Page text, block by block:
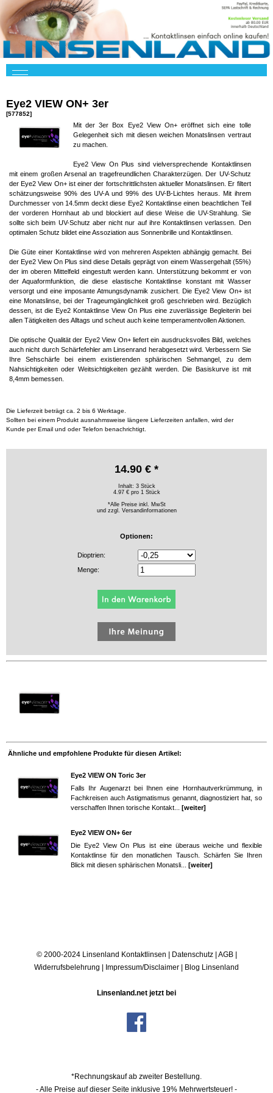
Eye2 VIEW ON+ 3er
[577852]
Mit der 3er Box Eye2 View On+ eröffnet sich eine tolle
Gelegenheit sich mit diesen weichen Monatslinsen vertraut
zu machen.
Eye2 View On Plus sind vielversprechende Kontaktlinsen
mit einem großen Arsenal an tragefreundlichen Charakterzügen. Der UV-Schutz
der Eye2 View On+ ist einer der fortschrittlichsten aktueller Monatslinsen. Er filtert
schätzungsweise 90% des UV-A und 99% des UV-B-Lichtes heraus. Mit ihrem
Durchmesser von 14.5mm deckt diese Eye2 Kontaktlinse einen beachtlichen Teil
der vorderen Hornhaut ab und blockiert auf diese Weise die UV-Strahlung. Sie
sollte sich beim UV-Schutz aber nicht nur auf ihre Kontaktlinsen verlassen. Den
optimalen Schutz bildet eine Assoziation aus Sonnenbrille und Kontaktlinsen.
Die Güte einer Kontaktlinse wird von mehreren Aspekten abhängig gemacht. Bei
der Eye2 View On Plus sind diese Details geprägt von einem Wassergehalt (55%)
der im oberen Mittelfeld eingestuft werden kann. Unterstützung bekommt er von
der Aquaformfunktion, die diese elastische Kontaktlinse konstant mit Wasser
versorgt und eine imposante Atmungsdynamik zusichert. Die Eye2 View On+ ist
eine Monatslinse, bei der Trageumgänglichkeit groß geschrieben wird. Bezüglich
dessen, ist die Eye2 Kontaktlinse View On Plus eine zuverlässige Begleiterin bei
allen Tätigkeiten des Alltags und scheut auch keine temperamentvollen Aktionen.
Die optische Qualität der Eye2 View On+ liefert ein ausdrucksvolles Bild, welches
auch nicht durch Schärfefehler am Linsenrand herabgesetzt wird. Verbessern Sie
Ihre Sehschärfe bei einem existierenden sphärischen Sehmangel, zu dem
Nahsichtigkeiten oder Weitsichtigkeiten gezählt werden. Die Basiskurve ist mit
8,4mm bemessen.
Die Lieferzeit beträgt ca. 2 bis 6 Werktage.
Sollten bei einem Produkt ausnahmsweise längere Lieferzeiten anfallen, wird der
Kunde per Email und oder Telefon benachrichtigt.
14.90 € *
Inhalt: 3 Stück
4.97 € pro 1 Stück
*Alle Preise inkl. MwSt
und zzgl. Versandinformationen
Optionen:
Dioptrien:
Menge:
Ähnliche und empfohlene Produkte für diesen Artikel:
Eye2 VIEW ON Toric 3er
Falls Ihr Augenarzt bei Ihnen eine Hornhautverkrümmung, in
Fachkreisen auch Astigmatismus genannt, diagnostiziert hat, so
verschaffen Ihnen torische Kontakt... [weiter]
Eye2 VIEW ON+ 6er
Die Eye2 View On Plus ist eine überaus weiche und flexible
Kontaktlinse für den monatlichen Tausch. Schärfen Sie Ihren
Blick mit diesen sphärischen Monatsli... [weiter]
© 2000-2024 Linsenland Kontaktlinsen | Datenschutz| AGB|
Widerrufsbelehrung | Impressum/Disclaimer | Blog Linsenland
Linsenland.net jetzt bei
*Rechnungskauf ab zweiter Bestellung.
- Alle Preise auf dieser Seite inklusive 19% Mehrwertsteuer! -